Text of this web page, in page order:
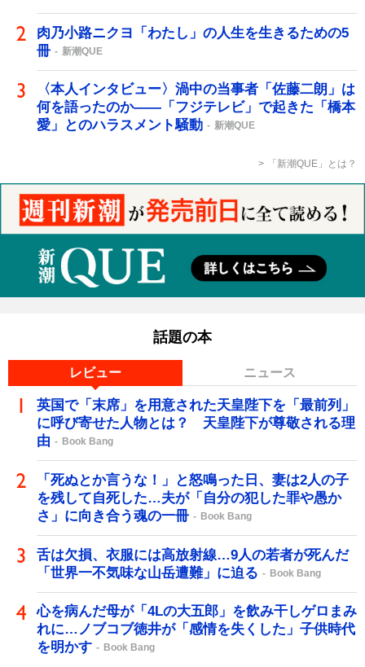
肉乃小路ニクヨ「わたし」の人生を生きるための5
冊
新潮QUE
〈本人インタビュー〉渦中の当事者「佐藤二朗」は
何を語ったのか――「フジテレビ」で起きた「橋本
愛」とのハラスメント騒動
新潮QUE
「新潮QUE」とは？
話題の本
レビュー ニュース
英国で「末席」を用意された天皇陛下を「最前列」
に呼び寄せた人物とは？ 天皇陛下が尊敬される理
由
Book Bang
「死ぬとか言うな！」と怒鳴った日、妻は2人の子
を残して自死した…夫が「自分の犯した罪や愚か
さ」に向き合う魂の一冊
Book Bang
舌は欠損、衣服には高放射線…9人の若者が死んだ
「世界一不気味な山岳遭難」に迫る
Book Bang
心を病んだ母が「4Lの大五郎」を飲み干しゲロまみ
れに…ノブコブ徳井が「感情を失くした」子供時代
を明かす
Book Bang